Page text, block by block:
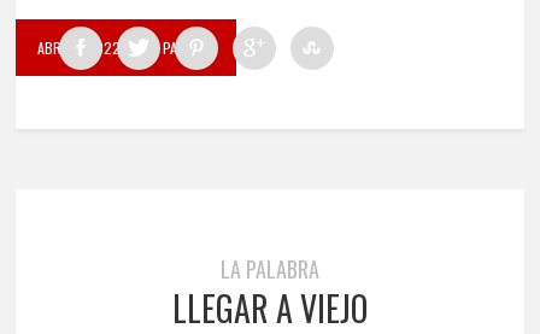
ABRIL 1, 2022 BY LA PALABRA
LA PALABRA
LLEGAR A VIEJO